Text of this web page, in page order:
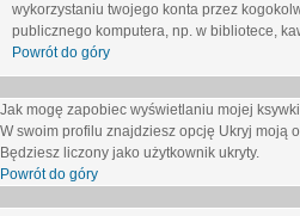
wykorzystaniu twojego konta przez
publicznego komputera, np. w bibliotece,
Powrót do góry
Jak mogę zapobiec wyświetlaniu mojej
W swoim profilu znajdziesz opcję Ukryj moją
Będziesz liczony jako użytkownik ukryty.
Powrót do góry